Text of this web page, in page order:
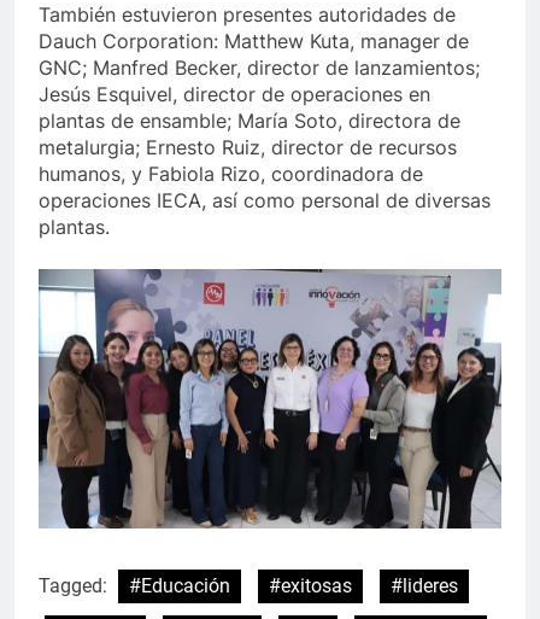
También estuvieron presentes autoridades de
Dauch Corporation: Matthew Kuta, manager de
GNC; Manfred Becker, director de lanzamientos;
Jesús Esquivel, director de operaciones en
plantas de ensamble; María Soto, directora de
metalurgia; Ernesto Ruiz, director de recursos
humanos, y Fabiola Rizo, coordinadora de
operaciones IECA, así como personal de diversas
plantas.
Tagged: #Educación #exitosas
#lideres